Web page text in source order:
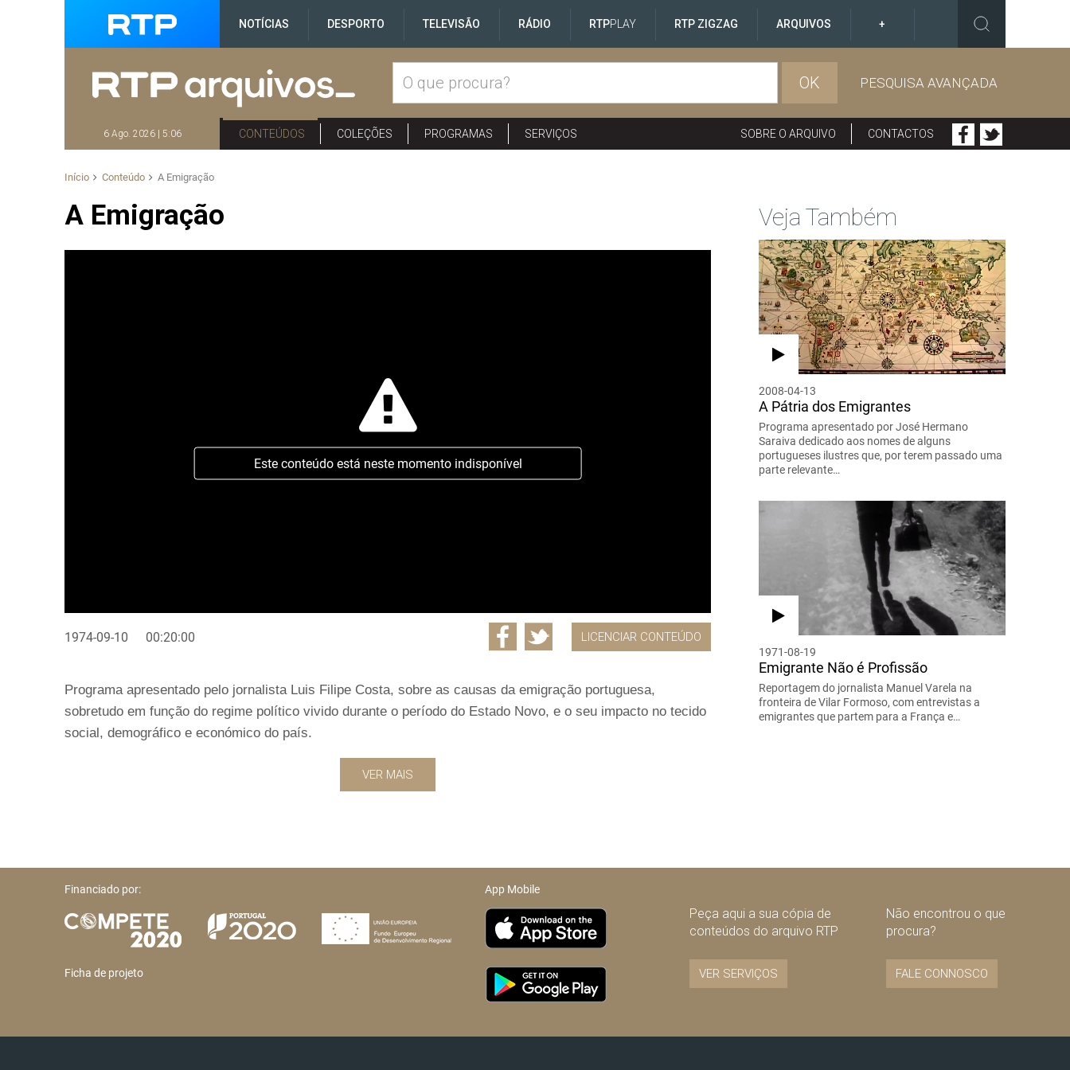
NOTÍCIAS DESPORTO TELEVISÃO RÁDIO RTPPLAY RTP ZIGZAG ARQUIVOS +
OK PESQUISA AVANÇADA
6 Ago. 2026 | 5:06 CONTEÚDOS COLEÇÕES PROGRAMAS SERVIÇOS SOBRE O ARQUIVO CONTACTOS
Início Conteúdo A Emigração
A Emigração
Este conteúdo está neste momento indisponível
1974-09-10 00:20:00 LICENCIAR CONTEÚDO
Programa apresentado pelo jornalista Luis Filipe Costa, sobre as causas da emigração portuguesa,
sobretudo em função do regime político vivido durante o período do Estado Novo, e o seu impacto no tecido
social, demográfico e económico do país.
VER MAIS
Veja Também
2008-04-13
A Pátria dos Emigrantes
Programa apresentado por José Hermano
Saraiva dedicado aos nomes de alguns
portugueses ilustres que, por terem passado uma
parte relevante…
1971-08-19
Emigrante Não é Profissão
Reportagem do jornalista Manuel Varela na
fronteira de Vilar Formoso, com entrevistas a
emigrantes que partem para a França e…
Financiado por:
Ficha de projeto
App Mobile
Peça aqui a sua cópia de
conteúdos do arquivo RTP
VER SERVIÇOS
Não encontrou o que
procura?
FALE CONNOSCO